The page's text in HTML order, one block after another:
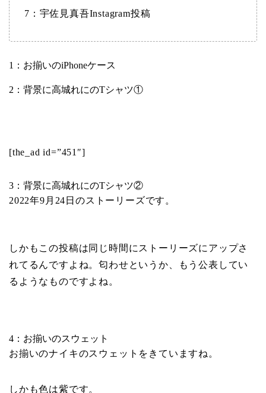
7：宇佐見真吾Instagram投稿
1：お揃いのiPhoneケース
2：背景に高城れにのTシャツ①
[the_ad id=”451″]
3：背景に高城れにのTシャツ②
2022年9月24日のストーリーズです。
しかもこの投稿は同じ時間にストーリーズにアップさ
れてるんですよね。匂わせというか、もう公表してい
るようなものですよね。
4：お揃いのスウェット
お揃いのナイキのスウェットをきていますね。
しかも色は紫です。